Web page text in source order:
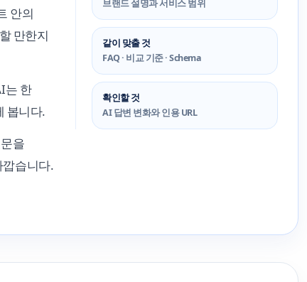
안의
만한지
는 한
봅니다.
을
깝습니다.
브랜드 설명과 서비스 범위
같이 맞출 것
FAQ · 비교 기준 · Schema
확인할 것
AI 답변 변화와 인용 URL